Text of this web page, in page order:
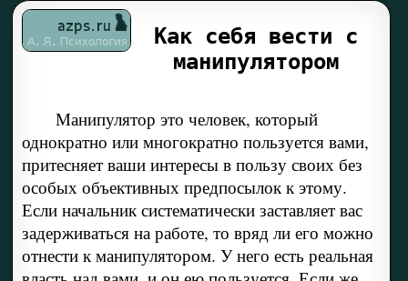
Как себя вести с
манипулятором
Манипулятор это человек, который
однократно или многократно пользуется вами,
притесняет ваши интересы в пользу своих без
особых объективных предпосылок к этому.
Если начальник систематически заставляет вас
задерживаться на работе, то вряд ли его можно
отнести к манипулятором. У него есть реальная